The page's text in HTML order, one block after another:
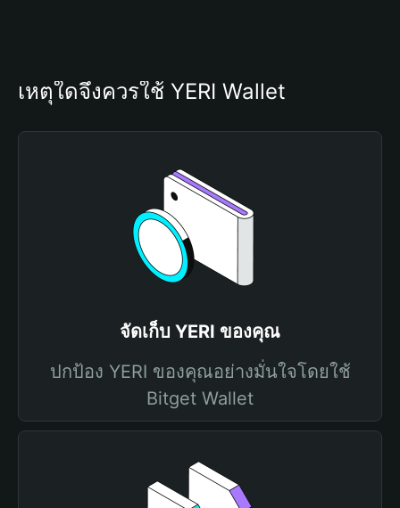
เหตุใดจึงควรใช้ YERI Wallet
จัดเก็บ YERI ของคุณ
ปกป้อง YERI ของคุณอย่างมั่นใจโดยใช้
Bitget Wallet